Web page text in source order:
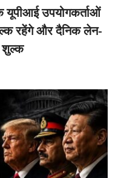
यूपीआई उपयोगकर्ताओं
रहेंगे और दैनिक लेन-
शुल्क